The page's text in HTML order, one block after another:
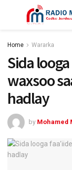
Home Wararka
Sida
waxsoo
hadlay
by Mohamed